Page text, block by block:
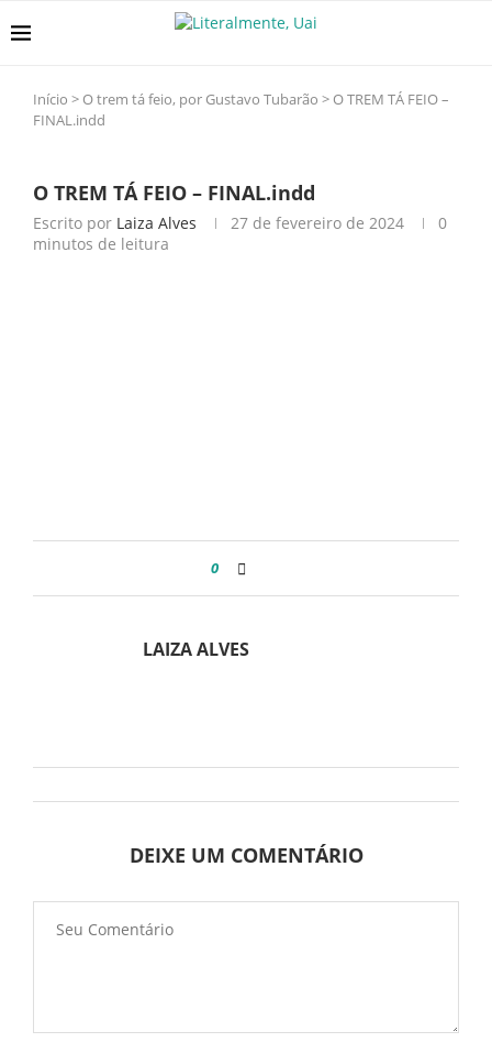
Início > O trem tá feio, por Gustavo Tubarão > O TREM TÁ FEIO –
FINAL.indd
O TREM TÁ FEIO – FINAL.indd
Escrito por Laiza Alves 27 de fevereiro de 2024
0
minutos de leitura
0
LAIZA ALVES
DEIXE UM COMENTÁRIO